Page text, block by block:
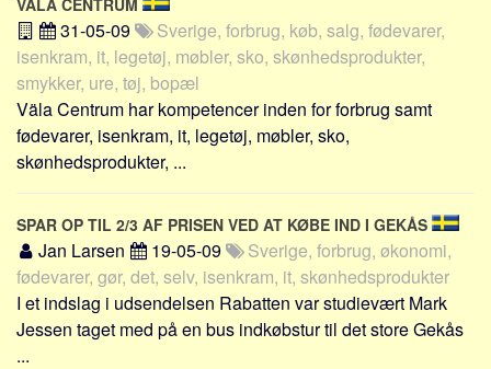
VÄLA CENTRUM
31-05-09
Sverige, forbrug, køb, salg, fødevarer,
isenkram, it, legetøj, møbler, sko, skønhedsprodukter,
smykker, ure, tøj, bopæl
Väla Centrum har kompetencer inden for forbrug samt
fødevarer, isenkram, it, legetøj, møbler, sko,
skønhedsprodukter, ...
SPAR OP TIL 2/3 AF PRISEN VED AT KØBE IND I GEKÅS
Jan Larsen 19-05-09
Sverige, forbrug, økonomi,
fødevarer, gør, det, selv, isenkram, it, skønhedsprodukter
I et indslag i udsendelsen Rabatten var studievært Mark
Jessen taget med på en bus indkøbstur til det store Gekås
...